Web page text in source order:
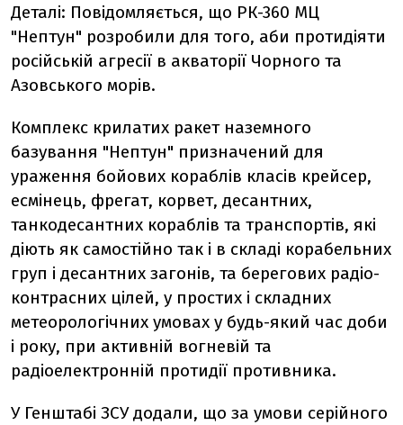
Деталі: Повідомляється, що РК-360 МЦ
"Нептун" розробили для того, аби протидіяти
російській агресії в акваторії Чорного та
Азовського морів.
Комплекс крилатих ракет наземного
базування "Нептун" призначений для
ураження бойових кораблів класів крейсер,
есмінець, фрегат, корвет, десантних,
танкодесантних кораблів та транспортів, які
діють як самостійно так і в складі корабельних
груп і десантних загонів, та берегових радіо-
контрасних цілей, у простих і складних
метеорологічних умовах у будь-який час доби
і року, при активній вогневій та
радіоелектронній протидії противника.
У Генштабі ЗСУ додали, що за умови серійного